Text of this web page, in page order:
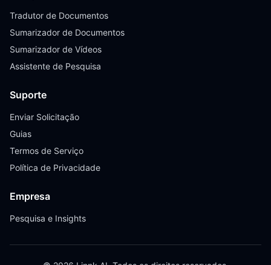
Tradutor de Documentos
Sumarizador de Documentos
Sumarizador de Vídeos
Assistente de Pesquisa
Suporte
Enviar Solicitação
Guias
Termos de Serviço
Política de Privacidade
Empresa
Pesquisa e Insights